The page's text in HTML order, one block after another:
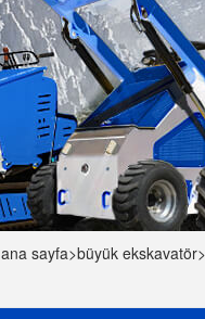
ana sayfa>büyük ekskavatör>